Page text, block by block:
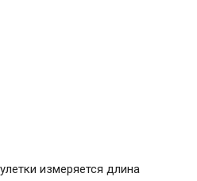
измеряется длина